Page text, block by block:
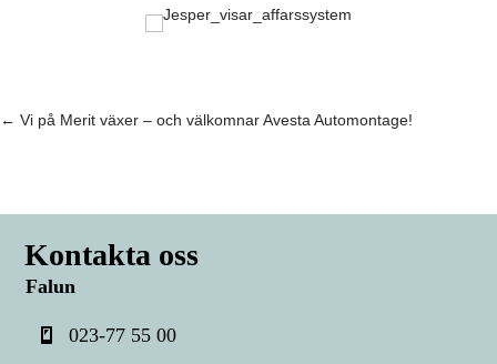
Posts
← Vi på Merit växer – och välkomnar Avesta Automontage!
Kontakta oss
Falun
023-77 55 00